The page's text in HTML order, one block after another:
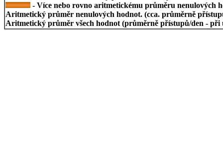
- Více nebo rovno aritmetickému průměru nenulových
Aritmetický průměr nenulových hodnot. (cca. průměrně
Aritmetický průměr všech hodnot (průměrně přístupů/den - při